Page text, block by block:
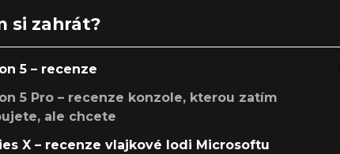
si zahrát?
5 – recenze
5 Pro – recenze konzole, kterou zatím
ale chcete
X – recenze vlajkové lodi Microsoftu